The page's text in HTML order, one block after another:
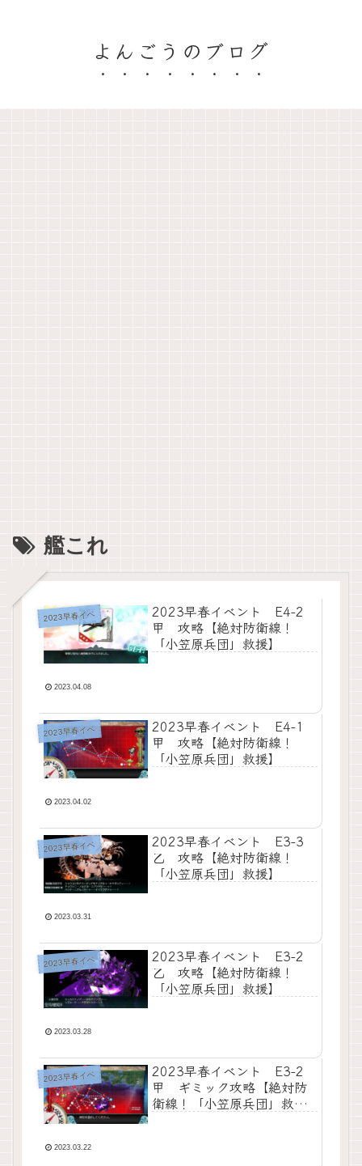
よんごうのブログ
艦これ
2023早春イベ
2023早春イベント E4-2
甲 攻略【絶対防衛線！
「小笠原兵団」救援】
2023.04.08
2023早春イベ
2023早春イベント E4-1
甲 攻略【絶対防衛線！
「小笠原兵団」救援】
2023.04.02
2023早春イベ
2023早春イベント E3-3
乙 攻略【絶対防衛線！
「小笠原兵団」救援】
2023.03.31
2023早春イベ
2023早春イベント E3-2
乙 攻略【絶対防衛線！
「小笠原兵団」救援】
2023.03.28
2023早春イベ
2023早春イベント E3-2
甲 ギミック攻略【絶対防
衛線！「小笠原兵団」救
2023.03.22